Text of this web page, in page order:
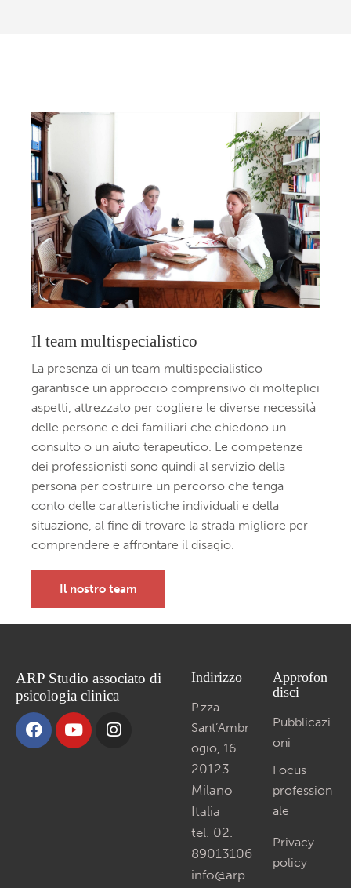
Il team multispecialistico
La presenza di un team multispecialistico
garantisce un approccio comprensivo di molteplici
aspetti, attrezzato per cogliere le diverse necessità
delle persone e dei familiari che chiedono un
consulto o un aiuto terapeutico. Le competenze
dei professionisti sono quindi al servizio della
persona per costruire un percorso che tenga
conto delle caratteristiche individuali e della
situazione, al fine di trovare la strada migliore per
comprendere e affrontare il disagio.
Il nostro team
ARP Studio associato di
psicologia clinica
Indirizzo
P.zza
Sant’Ambr
ogio, 16
20123
Milano
Italia
tel. 02.
89013106
info@arp
Approfon
disci
Pubblicazi
oni
Focus
profession
ale
Privacy
policy